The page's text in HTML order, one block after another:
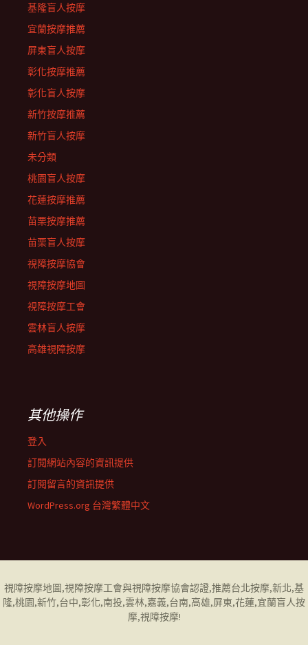
基隆盲人按摩
宜蘭按摩推薦
屏東盲人按摩
彰化按摩推薦
彰化盲人按摩
新竹按摩推薦
新竹盲人按摩
未分類
桃園盲人按摩
花蓮按摩推薦
苗栗按摩推薦
苗栗盲人按摩
視障按摩協會
視障按摩地圖
視障按摩工會
雲林盲人按摩
高雄視障按摩
其他操作
登入
訂閱網站內容的資訊提供
訂閱留言的資訊提供
WordPress.org 台灣繁體中文
視障按摩地圖,視障按摩工會與視障按摩協會認證,推薦台北按摩,新北,基
隆,桃園,新竹,台中,彰化,南投,雲林,嘉義,台南,高雄,屏東,花蓮,宜蘭盲人按
摩,視障按摩!